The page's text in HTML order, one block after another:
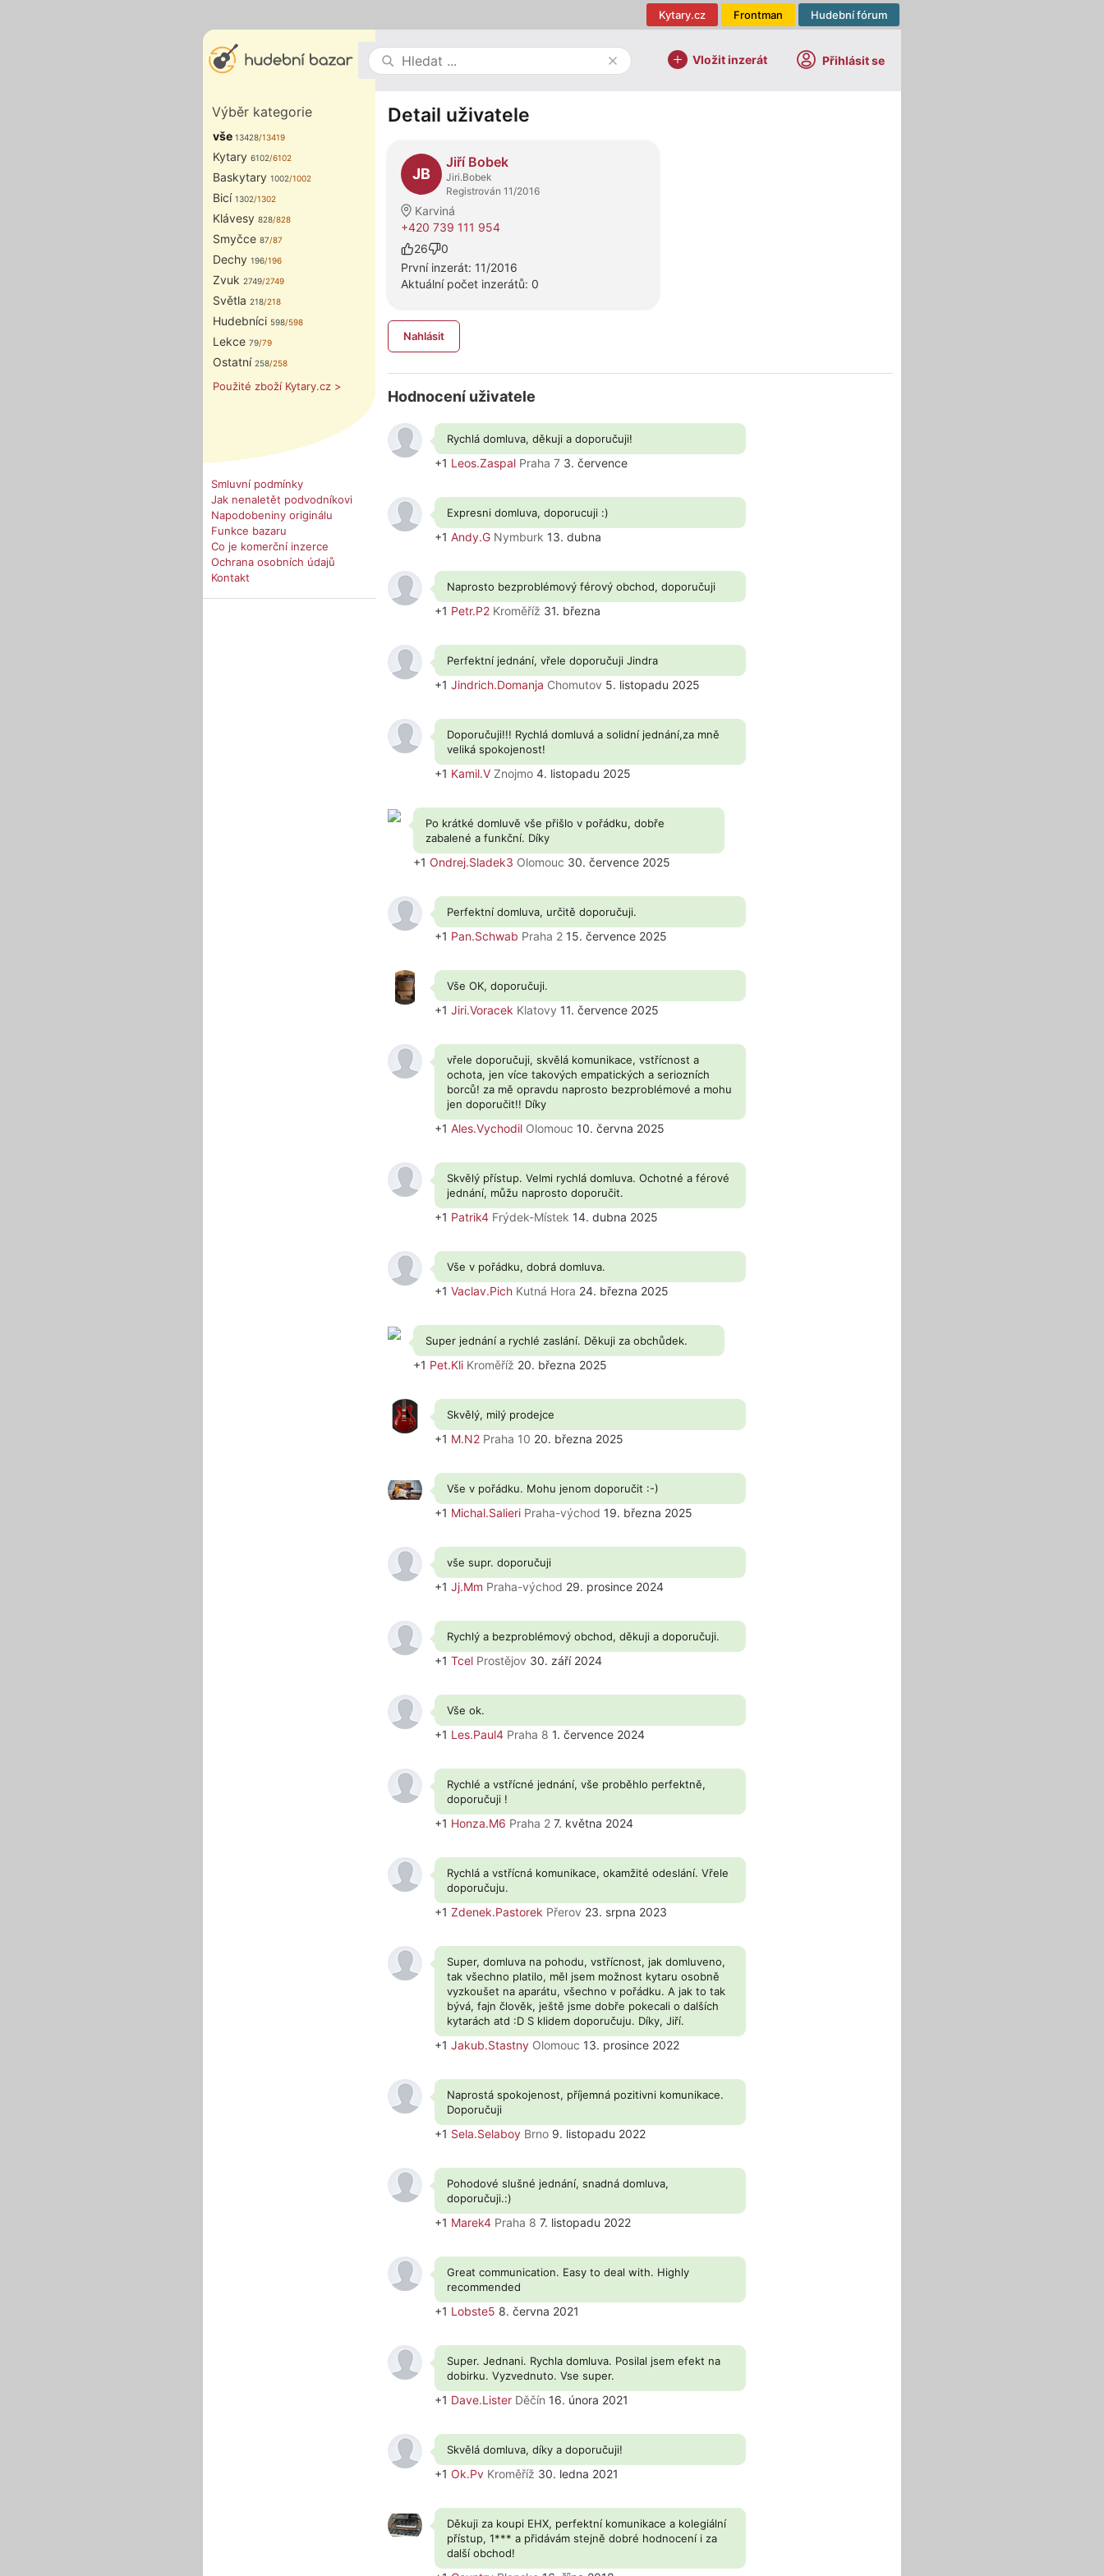
Hudební fórum
Frontman
Kytary.cz
Vložit inzerát Přihlásit se
Výběr kategorie
vše 13428/13419
Kytary 6102/6102
Baskytary 1002/1002
Bicí 1302/1302
Klávesy 828/828
Smyčce 87/87
Dechy 196/196
Zvuk 2749/2749
Světla 218/218
Hudebníci 598/598
Lekce 79/79
Ostatní 258/258
Použité zboží Kytary.cz >
Smluvní podmínky
Jak nenaletět podvodníkovi
Napodobeniny originálu
Funkce bazaru
Co je komerční inzerce
Ochrana osobních údajů
Kontakt
Detail uživatele
JB
Jiří Bobek
Jiri.Bobek
Registrován 11/2016
Karviná
+420 739 111 954
26
0
První inzerát: 11/2016
Aktuální počet inzerátů: 0
Nahlásit
Hodnocení uživatele
Rychlá domluva, děkuji a doporučuji!
+1 Leos.Zaspal Praha 7 3. července
Expresni domluva, doporucuji :)
+1 Andy.G Nymburk 13. dubna
Naprosto bezproblémový férový obchod, doporučuji
+1 Petr.P2 Kroměříž 31. března
Perfektní jednání, vřele doporučuji Jindra
+1 Jindrich.Domanja Chomutov 5. listopadu 2025
Doporučuji!!! Rychlá domluvá a solidní jednání,za mně
veliká spokojenost!
+1 Kamil.V Znojmo 4. listopadu 2025
Po krátké domluvě vše přišlo v pořádku, dobře
zabalené a funkční. Díky
+1 Ondrej.Sladek3 Olomouc 30. července 2025
Perfektní domluva, určitě doporučuji.
+1 Pan.Schwab Praha 2 15. července 2025
Vše OK, doporučuji.
+1 Jiri.Voracek Klatovy 11. července 2025
vřele doporučuji, skvělá komunikace, vstřícnost a
ochota, jen více takových empatických a seriozních
borců! za mě opravdu naprosto bezproblémové a mohu
jen doporučit!! Díky
+1 Ales.Vychodil Olomouc 10. června 2025
Skvělý přístup. Velmi rychlá domluva. Ochotné a férové
jednání, můžu naprosto doporučit.
+1 Patrik4 Frýdek-Místek 14. dubna 2025
Vše v pořádku, dobrá domluva.
+1 Vaclav.Pich Kutná Hora 24. března 2025
Super jednání a rychlé zaslání. Děkuji za obchůdek.
+1 Pet.Kli Kroměříž 20. března 2025
Skvělý, milý prodejce
+1 M.N2 Praha 10 20. března 2025
Vše v pořádku. Mohu jenom doporučit :-)
+1 Michal.Salieri Praha-východ 19. března 2025
vše supr. doporučuji
+1 Jj.Mm Praha-východ 29. prosince 2024
Rychlý a bezproblémový obchod, děkuji a doporučuji.
+1 Tcel Prostějov 30. září 2024
Vše ok.
+1 Les.Paul4 Praha 8 1. července 2024
Rychlé a vstřícné jednání, vše proběhlo perfektně,
doporučuji !
+1 Honza.M6 Praha 2 7. května 2024
Rychlá a vstřícná komunikace, okamžité odeslání. Vřele
doporučuju.
+1 Zdenek.Pastorek Přerov 23. srpna 2023
Super, domluva na pohodu, vstřícnost, jak domluveno,
tak všechno platilo, měl jsem možnost kytaru osobně
vyzkoušet na aparátu, všechno v pořádku. A jak to tak
bývá, fajn člověk, ještě jsme dobře pokecali o dalších
kytarách atd :D S klidem doporučuju. Díky, Jiří.
+1 Jakub.Stastny Olomouc 13. prosince 2022
Naprostá spokojenost, příjemná pozitivni komunikace.
Doporučuji
+1 Sela.Selaboy Brno 9. listopadu 2022
Pohodové slušné jednání, snadná domluva,
doporučuji.:)
+1 Marek4 Praha 8 7. listopadu 2022
Great communication. Easy to deal with. Highly
recommended
+1 Lobste5 8. června 2021
Super. Jednani. Rychla domluva. Posilal jsem efekt na
dobirku. Vyzvednuto. Vse super.
+1 Dave.Lister Děčín 16. února 2021
Skvělá domluva, díky a doporučuji!
+1 Ok.Pv Kroměříž 30. ledna 2021
Děkuji za koupi EHX, perfektní komunikace a kolegiální
přístup, 1*** a přidávám stejně dobré hodnocení i za
další obchod!